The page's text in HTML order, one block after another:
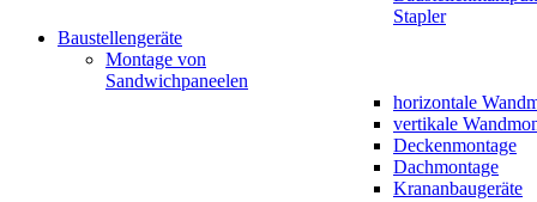
Stapler
Baustellengeräte
Montage von
Sandwichpaneelen
horizontale
vertikale
Deckenmontage
Dachmontage
Krananbaugeräte